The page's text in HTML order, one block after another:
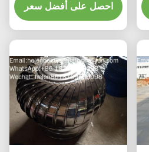
احصل على أفضل سعر